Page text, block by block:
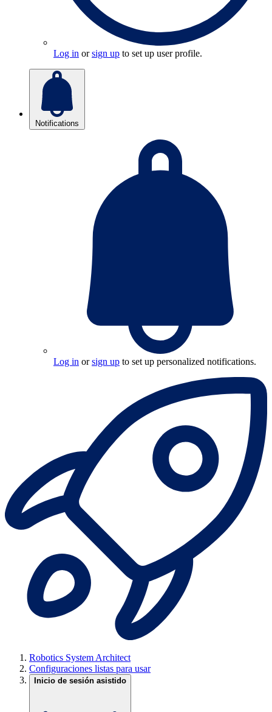
Log in orsign up to set up user profile.
Notifications
Log in orsign up to set up personalized notifications.
Robotics System Architect
Configuraciones listas para usar
Inicio de sesión asistido